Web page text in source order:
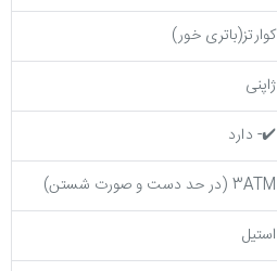
کوارتز(باتری خور)
ژاپنی
✔️- دارد
3ATM (در حد دست و صورت شستن)
استیل